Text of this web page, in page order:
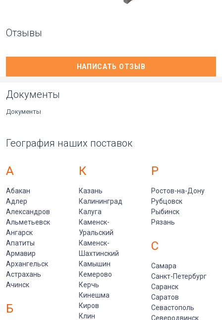
Отзывы
НАПИСАТЬ ОТЗЫВ
Документы
Документы
География наших поставок
А
Абакан
Адлер
Александров
Альметьевск
Ангарск
Апатиты
Армавир
Архангельск
Астрахань
Ачинск
Б
К
Казань
Калининград
Калуга
Каменск-
Уральский
Каменск-
Шахтинский
Камышин
Кемерово
Керчь
Кинешма
Киров
Клин
Р
Ростов-на-Дону
Рубцовск
Рыбинск
Рязань
С
Самара
Санкт-Петербург
Саранск
Саратов
Севастополь
Северодвинск